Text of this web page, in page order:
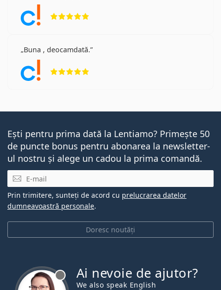
Buna , deocamdată.
Ești pentru prima dată la Lentiamo? Primește 50
de puncte bonus pentru abonarea la newsletter-
ul nostru și alege un cadou la prima comandă.
E-mail
Doresc noutăți
Prin trimitere, sunteți de acord cu prelucrarea datelor
dumneavoastră personale.
Ai nevoie de ajutor?
We also speak English